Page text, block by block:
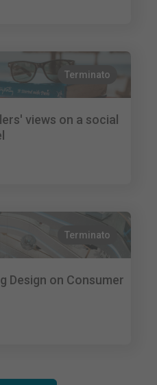
Terminato
views on a social
Terminato
Design on Consumer